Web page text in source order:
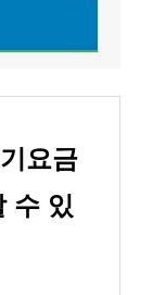
요금
수 있